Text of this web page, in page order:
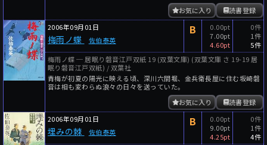
読書登録
お気に入り
2006年09月01日
梅雨ノ蝶 佐伯泰英
B
0.00pt
7.00pt
4.60pt
0件
1件
5件
梅雨ノ蝶 ─ 居眠り磐音江戸双紙 19 (双葉文庫) (双葉文庫 さ 19-19 居
眠り磐音江戸双紙) / 双葉社
青梅が初夏の陽光に映える頃、深川六間堀、金兵衛長屋に住む坂崎磐
音は相も変わらぬ浪々の日々を送っていた。
読書登録
お気に入り
2006年09月01日
埋みの棘 佐伯泰英
B
0.00pt
9.00pt
4.25pt
0件
1件
4件